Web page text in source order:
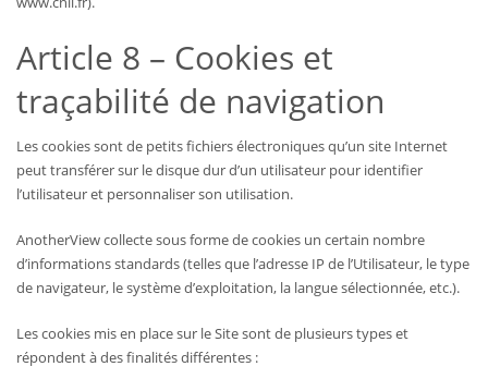
Article 8 – Cookies et
traçabilité de navigation
Les cookies sont de petits fichiers électroniques qu’un site Internet
peut transférer sur le disque dur d’un utilisateur pour identifier
l’utilisateur et personnaliser son utilisation.
AnotherView collecte sous forme de cookies un certain nombre
d’informations standards (telles que l’adresse IP de l’Utilisateur, le type
de navigateur, le système d’exploitation, la langue sélectionnée, etc.).
Les cookies mis en place sur le Site sont de plusieurs types et
répondent à des finalités différentes :